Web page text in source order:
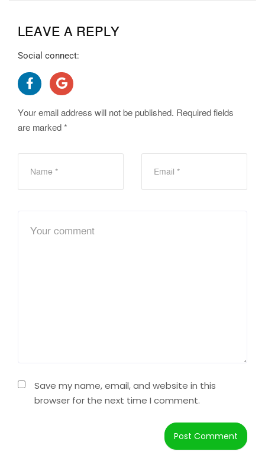
LEAVE A REPLY
Social connect:
Your email address will not be published. Required fields
are marked *
Save my name, email, and website in this
browser for the next time I comment.